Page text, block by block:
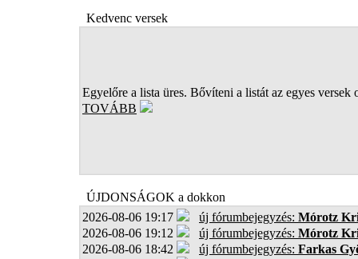
Kedvenc versek
Egyelőre a lista üres. Bővíteni a listát az egyes versek
TOVÁBB
ÚJDONSÁGOK a dokkon
2026-08-06 19:17
új fórumbejegyzés: Mórotz
2026-08-06 19:12
új fórumbejegyzés: Mórotz
2026-08-06 18:42
új fórumbejegyzés: Farkas